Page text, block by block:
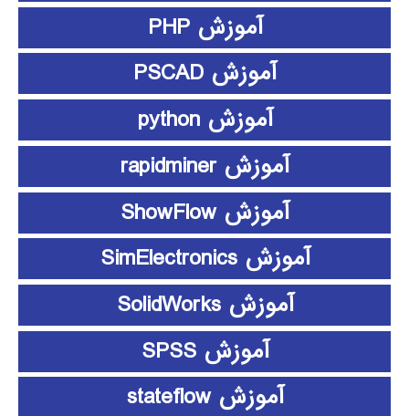
آموزش PHP
آموزش PSCAD
آموزش python
آموزش rapidminer
آموزش ShowFlow
آموزش SimElectronics
آموزش SolidWorks
آموزش SPSS
آموزش stateflow